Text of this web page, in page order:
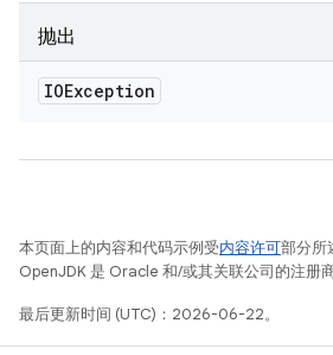
抛出
IOException
本页面上的内容和代码示例受内容许可部分所
OpenJDK 是 Oracle 和/或其关联公司的注册商
最后更新时间 (UTC)：2026-06-22。